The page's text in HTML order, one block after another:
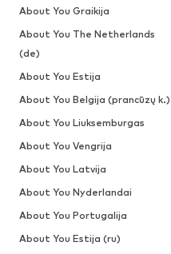
About You Graikija
About You The Netherlands
(de)
About You Estija
About You Belgija (prancūzų k.)
About You Liuksemburgas
About You Vengrija
About You Latvija
About You Nyderlandai
About You Portugalija
About You Estija (ru)